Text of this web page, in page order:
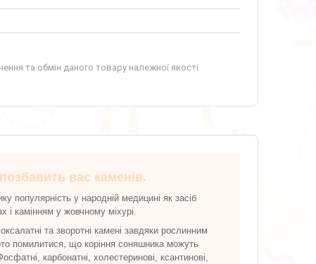
та обмін даного товару належної якості
вас каменів.
популярність у народній медицині як засіб
і камінням у жовчному міхурі.
та зворотні камені завдяки рослинним
помилитися, що коріння соняшника можуть
карбонатні, холестеринові, ксантинові,